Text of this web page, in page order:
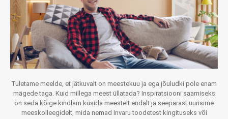
Tuletame meelde, et jätkuvalt on meestekuu ja ega jõuludki pole enam
mägede taga. Kuid millega meest üllatada? Inspiratsiooni saamiseks
on seda kõige kindlam küsida meestelt endalt ja seepärast uurisime
meeskolleegidelt, mida nemad Invaru toodetest kingituseks või